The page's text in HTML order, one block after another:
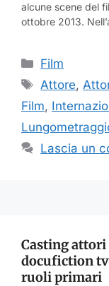
alcune scene del
ottobre 2013.
Categorie
Film
Tag
Attore,
Film,
Lascia un
Casting
docufiction
ruoli primari